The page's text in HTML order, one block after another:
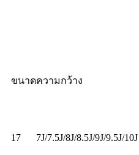
ขนาดความกว้าง
17
7J/7.5J/8J/8.5J/9J/9.5J/10J